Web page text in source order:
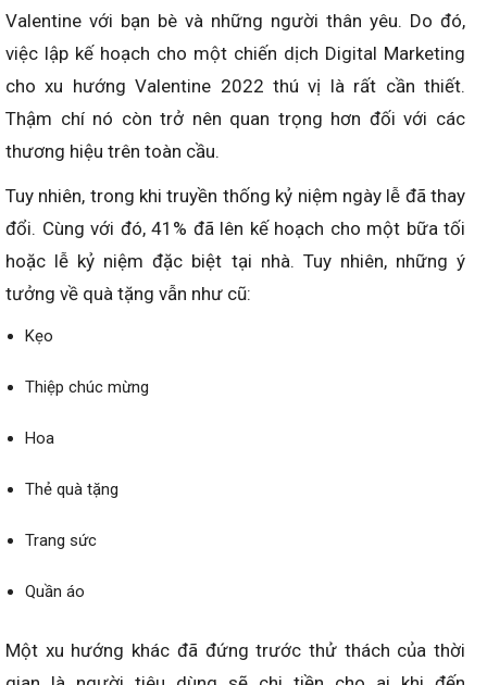
Valentine với bạn bè và những người thân yêu. Do đó,
việc lập kế hoạch cho một chiến dịch Digital Marketing
cho xu hướng Valentine 2022 thú vị là rất cần thiết.
Thậm chí nó còn trở nên quan trọng hơn đối với các
thương hiệu trên toàn cầu.
Tuy nhiên, trong khi truyền thống kỷ niệm ngày lễ đã thay
đổi. Cùng với đó, 41% đã lên kế hoạch cho một bữa tối
hoặc lễ kỷ niệm đặc biệt tại nhà. Tuy nhiên, những ý
tưởng về quà tặng vẫn như cũ:
Kẹo
Thiệp chúc mừng
Hoa
Thẻ quà tặng
Trang sức
Quần áo
Một xu hướng khác đã đứng trước thử thách của thời